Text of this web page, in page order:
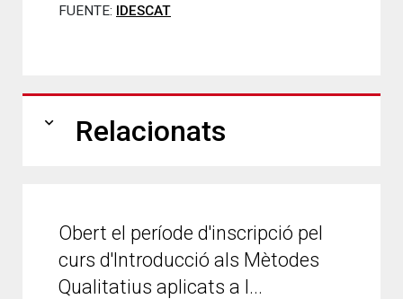
FUENTE: IDESCAT
expand_more Relacionats
Obert el període d'inscripció pel
curs d'Introducció als Mètodes
Qualitatius aplicats a l...